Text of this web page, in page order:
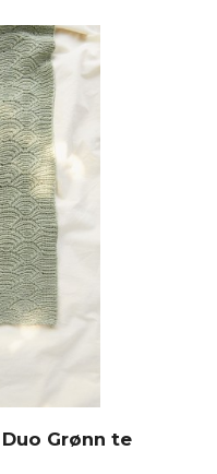
Grønn te